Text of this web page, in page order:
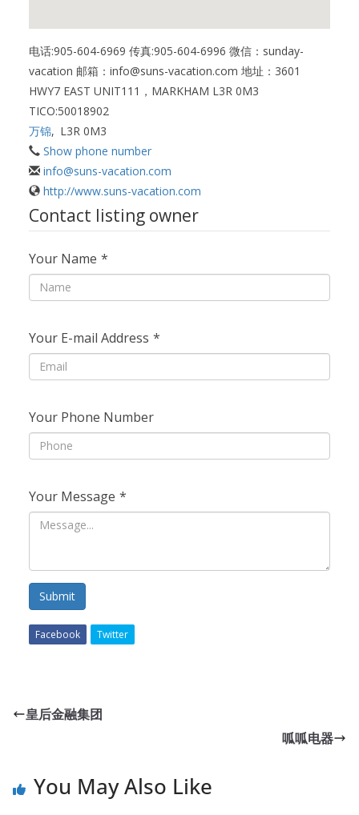
电话:905-604-6969 传真:905-604-6996 微信：sunday-
vacation 邮箱：info@suns-vacation.com 地址：3601
HWY7 EAST UNIT111，MARKHAM L3R 0M3
TICO:50018902
万锦, L3R 0M3
Show phone number
info@suns-vacation.com
http://www.suns-vacation.com
Contact listing owner
Your Name *
Your E-mail Address *
Your Phone Number
Your Message *
Submit
Facebook Twitter
皇后金融集团
呱呱电器
You May Also Like